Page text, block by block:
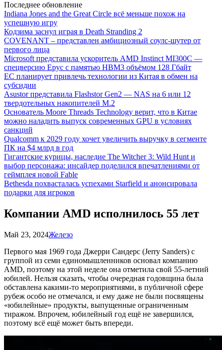
Последнее обновление
Indiana Jones and the Great Circle всё меньше похож на
успешную игру
Кодзима заснул играя в Death Stranding 2
COVENANT – представлен амбициозный соулс-шутер от
первого лица
Microsoft представила ускоритель AMD Instinct MI300C —
спецверсию Epyc с памятью HBM3 объёмом 128 Гбайт
ЕС планирует привлечь технологии из Китая в обмен на
субсидии
Asustor представила Flashstor Gen2 — NAS на 6 или 12
твердотельных накопителей M.2
Основатель Moore Threads Technology верит, что в Китае
можно наладить выпуск современных GPU в условиях
санкций
Qualcomm к 2029 году хочет увеличить выручку в сегменте
ПК на $4 млрд в год
Гигантские курицы, наследие The Witcher 3: Wild Hunt и
выбор персонажа: инсайдер поделился впечатлениями от
геймплея новой Fable
Bethesda похвасталась успехами Starfield и анонсировала
подарки для игроков
Компании AMD исполнилось 55 лет
Май 23, 2024Железо
Первого мая 1969 года Джерри Сандерс (Jerry Sanders) с
группой из семи единомышленников основал компанию
AMD, поэтому на этой неделе она отметила свой 55-летний
юбилей. Нельзя сказать, чтобы очередная годовщина была
обставлена какими-то мероприятиями, в публичной сфере
рубеж особо не отмечался, и ему даже не были посвящены
«юбилейные» продукты, выпущенные ограниченным
тиражом. Впрочем, юбилейный год ещё не завершился,
поэтому всё ещё может быть впереди.